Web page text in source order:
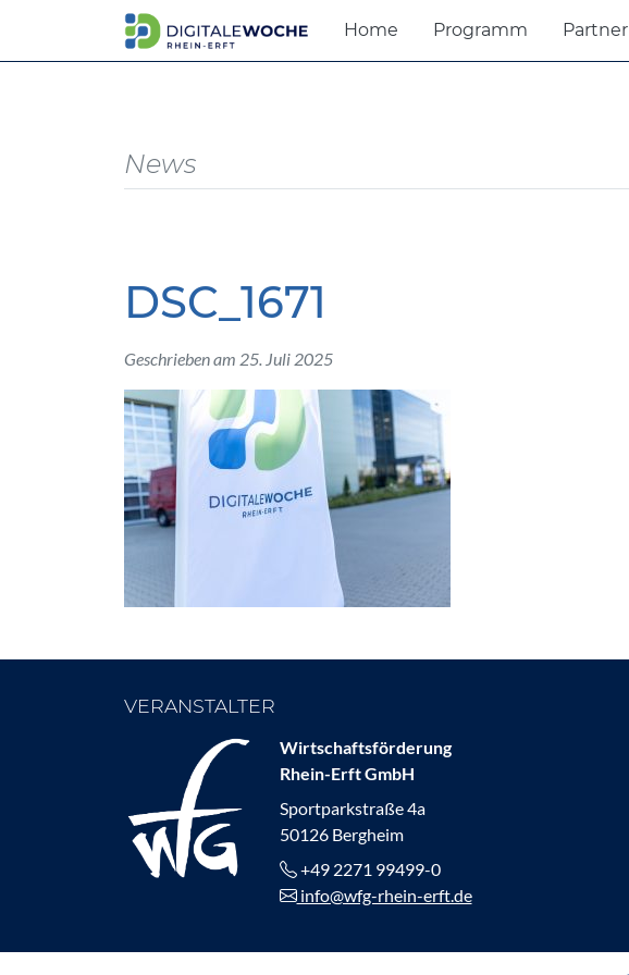
Home Programm Partner
News
DSC_1671
Geschrieben am 25. Juli 2025
VERANSTALTER
Wirtschaftsförderung
Rhein-Erft GmbH
Sportparkstraße 4a
50126 Bergheim
+49 2271 99499-0
info@wfg-rhein-erft.de